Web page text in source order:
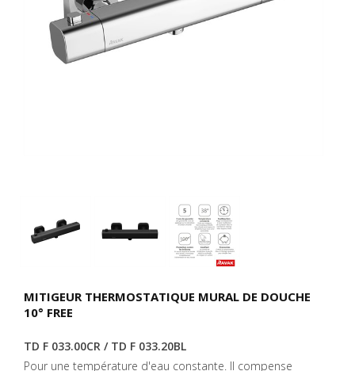
MITIGEUR THERMOSTATIQUE MURAL DE DOUCHE
10° FREE
TD F 033.00CR / TD F 033.20BL
Pour une température d'eau constante. Il compense